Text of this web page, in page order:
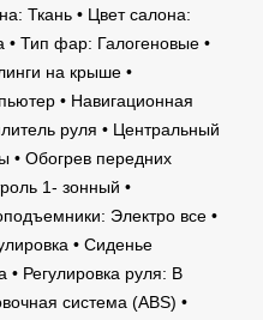
Ткань • Цвет салона:
• Тип фар: Галогеновые •
на крыше •
• Навигационная
руля • Центральный
• Обогрев передних
1- зонный •
Электро все •
• Сиденье
• Регулировка руля: В
система (ABS) •